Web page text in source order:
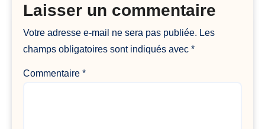
Laisser un commentaire
Votre adresse e-mail ne sera pas publiée. Les
champs obligatoires sont indiqués avec*
Commentaire*